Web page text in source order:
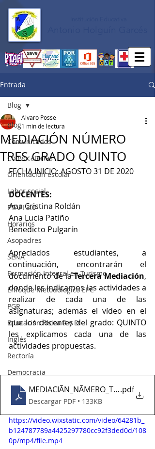
Entrada
Blog
Comunicados
Convocatorias
Orientación escolar
Labor social
PTAFI 3.0
Horarios
Asopadres
SENA
Formación Integral en Turismo
Enfoque Metodologico EPC
PGR
Educación Física R y D
Inglés
Rectoría
Democracia
Blog
MEDIACIÓN NÚMERO
TRES GRADO QUINTO
Alvaro Posse
1 min de lectura
FECHA INICIO: AGOSTO 31 DE 2020
DOCENTES:
Ana Cristina Roldán
Ana Lucia Patiño
Benedicto Pulgarín
Apreciados estudiantes, a
continuación, encontrarán el
documento de la Tercera Mediación,
donde les indicamos las actividades a
realizar de cada una de las
asignaturas; además el vídeo en el
que los docentes del grado: QUINTO
les explicamos cada una de las
actividades propuestas.
.pdf
Descargar PDF • 133KB
https://video.wixstatic.com/video/64281b_
b124787789a4425297780cc92f3ded0d/108
0p/mp4/file.mp4